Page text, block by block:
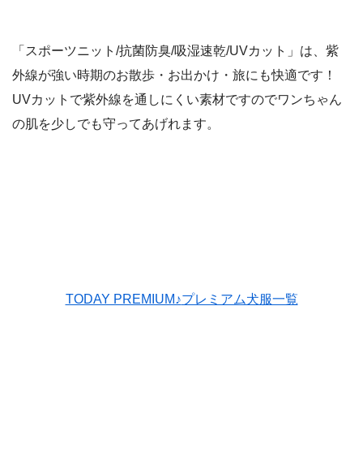
「スポーツニット/抗菌防臭/吸湿速乾/UVカット」は、紫
外線が強い時期のお散歩・お出かけ・旅にも快適です！
UVカットで紫外線を通しにくい素材ですのでワンちゃん
の肌を少しでも守ってあげれます。
TODAY PREMIUM♪プレミアム犬服一覧